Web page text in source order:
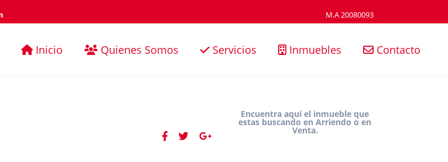
M.A 20080093
Inicio Quienes Somos Servicios Inmuebles Contacto
Encuentra aquí el inmueble que
estas buscando en Arriendo o en
Venta.